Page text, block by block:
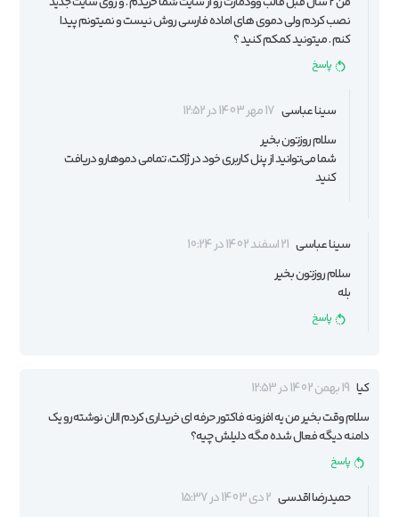
نصب کردم ولی دموی های اماده فارسی روش نیست و نمیتونم پیدا
کنم . میتونید کمکم کنید ؟
پاسخ
سینا عباسی 17 مهر 1403 در 12:52
سلام روزتون بخیر
شما ‌می‌توانید از پنل کاربری خود در ژاکت، تمامی دموهارو دریافت
کنید
سینا عباسی 21 اسفند 1402 در 10:24
سلام روزتون بخیر
بله
پاسخ
کیا 19 بهمن 1402 در 12:53
سلام وقت بخیر من یه افزونه فاکتور حرفه ای خریداری کردم الان نوشته رو یک
دامنه دیگه فعال شده مگه دلیلش چیه؟
پاسخ
حمیدرضا اقدسی 2 دی 1403 در 15:37